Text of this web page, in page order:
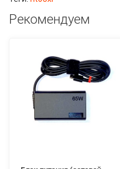
Рекомендуем